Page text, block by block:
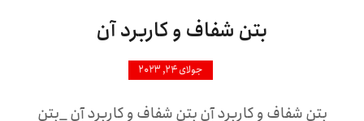
بتن شفاف و کاربرد آن
جولای ۲۴, ۲۰۲۳
بتن شفاف و کاربرد آن بتن شفاف و کاربرد آن _بتن